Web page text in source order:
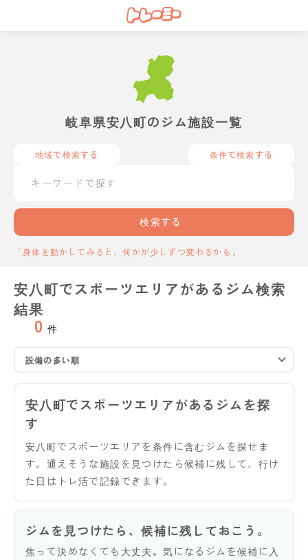
岐阜県安八町のジム施設一覧
地域で検索する 条件で検索する
検索する
「身体を動かしてみると、何かが少しずつ変わるかも」
安八町でスポーツエリアがあるジム検索
結果
0 件
設備の多い順
安八町でスポーツエリアがあるジムを探
す
安八町でスポーツエリアを条件に含むジムを探せま
す。通えそうな施設を見つけたら候補に残して、行け
た日はトレ活で記録できます。
ジムを見つけたら、候補に残しておこう。
焦って決めなくても大丈夫。気になるジムを候補に入